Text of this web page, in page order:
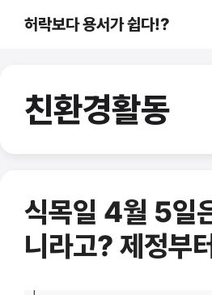
허락보다 용서가 쉽다!?
친환경활동
식목일 4월 5일
니라고? 제정부